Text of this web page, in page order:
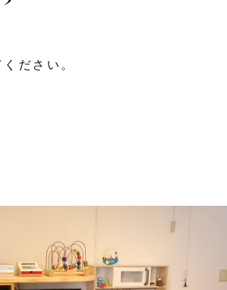
ださい。